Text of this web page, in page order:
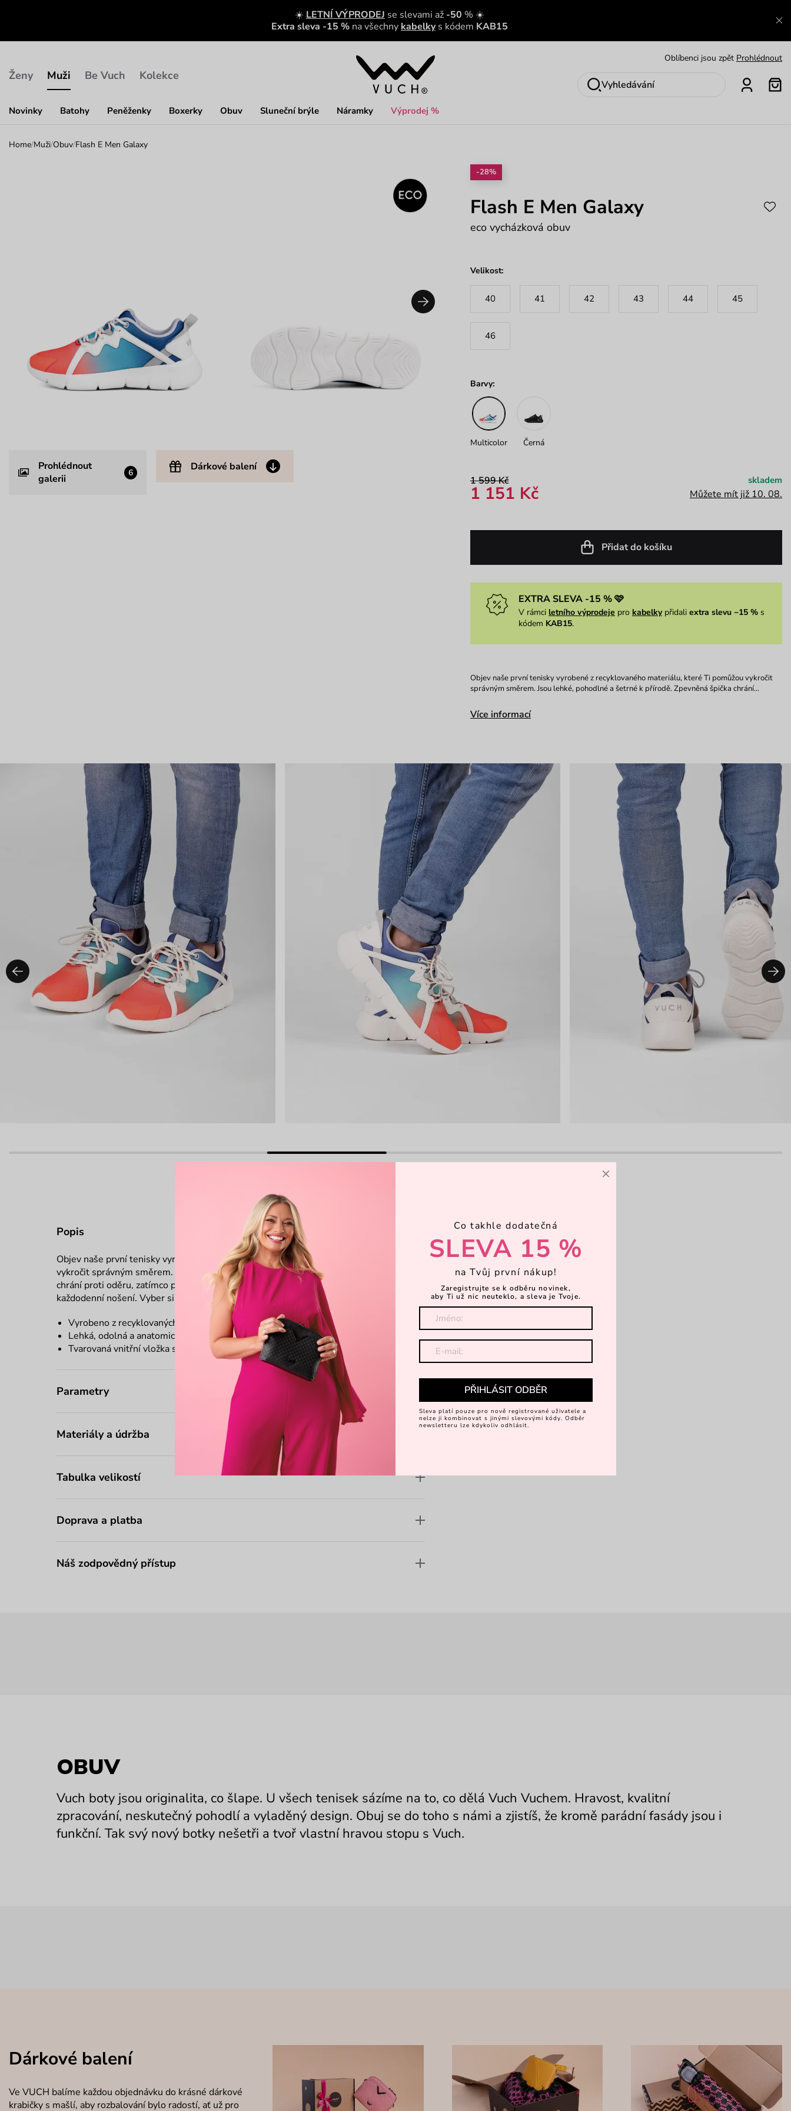
☀️ LETNÍ VÝPRODEJ se slevami až -50 % ☀️
Extra sleva -15 % na všechny kabelkys kódem KAB15
Ženy Muži
Novinky Batohy Peněženky Boxerky Obuv Sluneční brýle Náramky Výprodej %
Be Vuch Kolekce
Oblíbenci jsou zpět Prohlédnout
Nech se inspirovat Ukázat
Vyhledávání
Home/Muži/Obuv/Flash E Men Galaxy
Prohlédnout
galerii
6 Dárkové balení
-28%
Flash E Men Galaxy
eco vycházková obuv
Velikost:
40 41 42 43 44 45
46
Barvy:
Multicolor Černá
1 599 Kč
1 151 Kč
skladem
Můžete mít již 10. 08.
Přidat do košíku
EXTRA SLEVA -15 % 🩷
V rámci letního výprodeje pro kabelkypřidali extra slevu −15 %s
kódem KAB15.
Objev naše první tenisky vyrobené z recyklovaného materiálu, které Ti pomůžou vykročit
správným směrem. Jsou lehké, pohodlné a šetrné k přírodě. Zpevněná špička chrání…
Více informací
Popis
Objev naše první tenisky vyrobené z recyklovaného materiálu, které Ti pomůžou
vykročit správným směrem. Jsou lehké, pohodlné a šetrné k přírodě. Zpevněná špička
chrání proti oděru, zatímco poutko nad patou usnadní nazouvání. Skvělá volba pro
každodenní nošení. Vyber si klasickou černou nebo oživ svůj styl barevnou verzí.
Vyrobeno z recyklovaných materiálů
Lehká, odolná a anatomicky tvarovaná podešev
Tvarovaná vnitřní vložka s unikátním AI potiskem
Parametry
Materiály a údržba
Tabulka velikostí
Doprava a platba
Náš zodpovědný přístup
OBUV
Vuch boty jsou originalita, co šlape. U všech tenisek sázíme na to, co dělá Vuch Vuchem. Hravost, kvalitní
zpracování, neskutečný pohodlí a vyladěný design. Obuj se do toho s námi a zjistíš, že kromě parádní fasády jsou i
funkční. Tak svý nový botky nešetři a tvoř vlastní hravou stopu s Vuch.
Dárkové balení
Ve VUCH balíme každou objednávku do krásné dárkové
krabičky s mašlí, aby rozbalování bylo radostí, ať už pro
×
Co takhle dodatečná
SLEVA 15 %
na Tvůj první nákup!
Zaregistrujte se k odběru novinek,
aby Ti už nic neuteklo, a sleva je Tvoje.
PŘIHLÁSIT ODBĚR
Sleva platí pouze pro nově registrované uživatele a
nelze ji kombinovat s jinými slevovými kódy. Odběr
newsletteru lze kdykoliv odhlásit.